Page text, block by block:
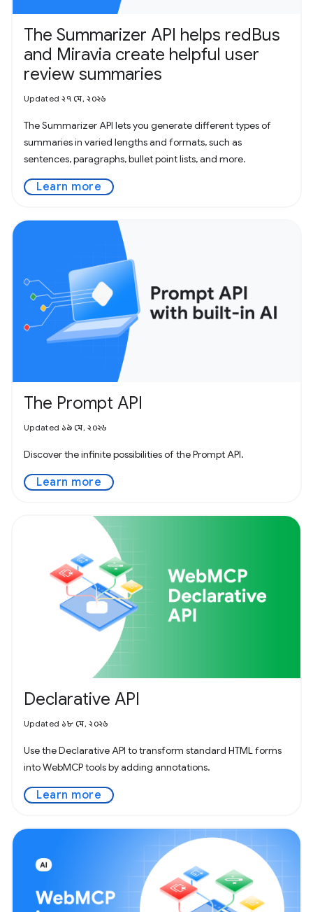
The Summarizer API helps redBus
and Miravia create helpful user
review summaries
Updated ২৭ মে, ২০২৬
The Summarizer API lets you generate different types of
summaries in varied lengths and formats, such as
sentences, paragraphs, bullet point lists, and more.
Learn more
The Prompt API
Updated ১৯ মে, ২০২৬
Discover the infinite possibilities of the Prompt API.
Learn more
Declarative API
Updated ১৮ মে, ২০২৬
Use the Declarative API to transform standard HTML forms
into WebMCP tools by adding annotations.
Learn more